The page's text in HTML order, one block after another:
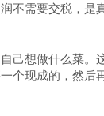
不需要交税，是
己想做什么菜。
个现成的，然后